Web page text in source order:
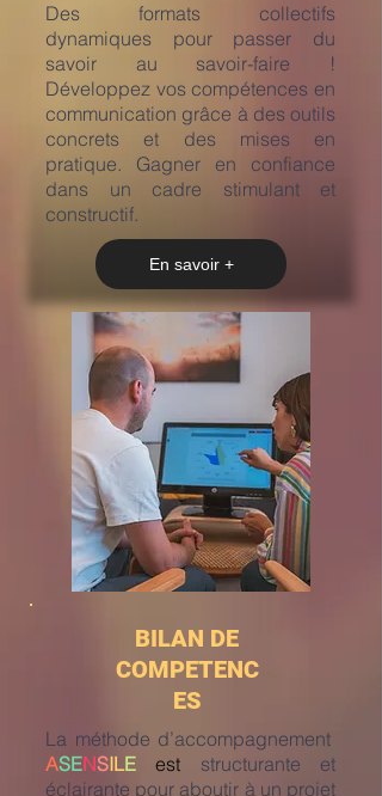
​Des formats collectifs
dynamiques pour passer du
savoir au savoir-faire !
Développez vos compétences en
communication grâce à des outils
concrets et des mises en
pratique. Gagner en confiance
dans un cadre stimulant et
constructif.
En savoir +
BILAN DE
COMPETENC
ES
La méthode d’accompagnement
ASENSILE est
structurante et
éclairante pour aboutir à un projet